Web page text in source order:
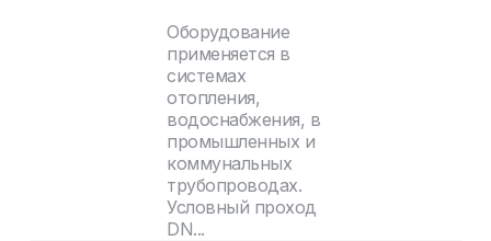
Оборудование
применяется в
системах
отопления,
водоснабжения, в
промышленных и
коммунальных
трубопроводах.
Условный проход
DN...